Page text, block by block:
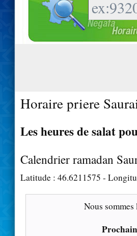
Horaire priere
Les heures de salat
Calendrier ramadan
Latitude : 46.6211575 -
Nous sommes